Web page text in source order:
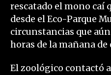
rescatado el mono caí
desde el Eco-Parque
circunstancias que
horas de la mañana
El zoológico contactó